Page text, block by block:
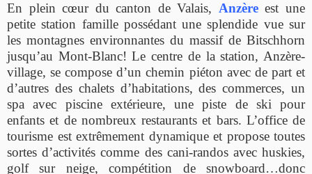
En plein cœur du canton de Valais, Anzèreest une
petite station famille possédant une splendide vue sur
les montagnes environnantes du massif de Bitschhorn
jusqu’au Mont-Blanc! Le centre de la station, Anzère-
village, se compose d’un chemin piéton avec de part et
d’autres des chalets d’habitations, des commerces, un
spa avec piscine extérieure, une piste de ski pour
enfants et de nombreux restaurants et bars. L’office de
tourisme est extrêmement dynamique et propose toutes
sortes d’activités comme des cani-randos avec huskies,
golf sur neige, compétition de snowboard…donc